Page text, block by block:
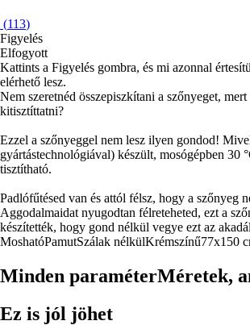
(113)
Figyelés
Elfogyott
Kattints a Figyelés gombra, és mi azonnal
elérhető lesz.
Nem szeretnéd összepiszkítani a szőnyeget,
kitisztíttatni?
Ezzel a szőnyeggel nem lesz ilyen gondod!
gyártástechnológiával) készült, mosógépben 30
tisztítható.
Padlófűtésed van és attól félsz, hogy a szőnyeg
Aggodalmaidat nyugodtan félreteheted, ezt a
készítették, hogy gond nélkül vegye ezt az
MoshatóPamutSzálak nélkülKrémszínű77x150
Minden paraméterMéretek,
Ez is jól jöhet